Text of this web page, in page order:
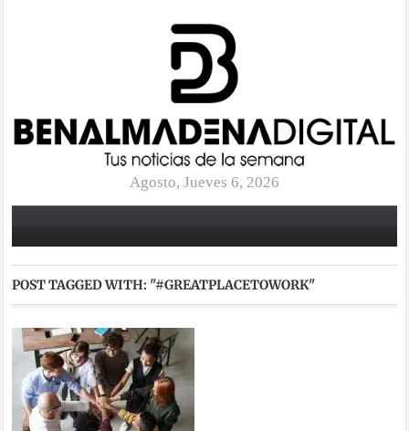
Agosto, Jueves 6, 2026
POST TAGGED WITH: "#GREATPLACETOWORK"